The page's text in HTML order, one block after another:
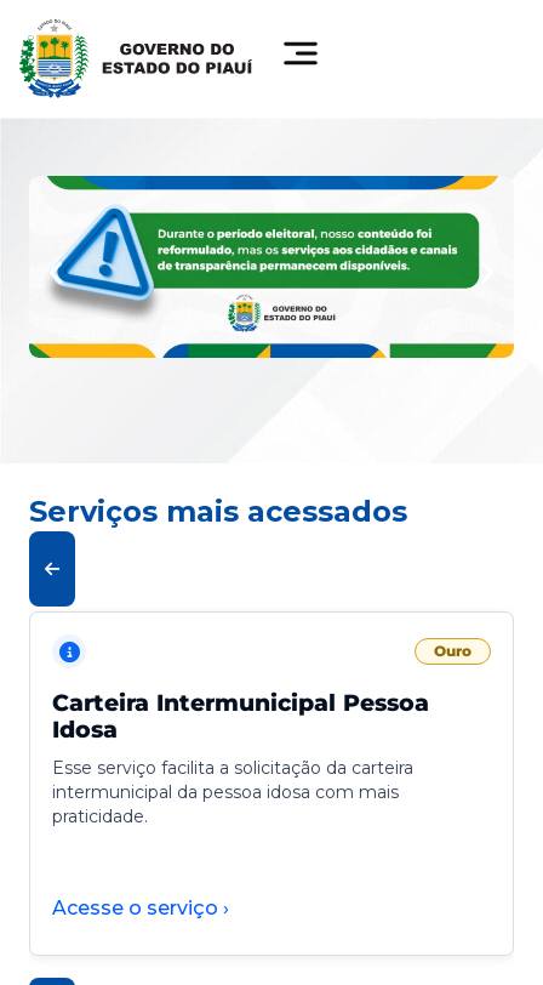
Serviços mais acessados
Ouro
Carteira Intermunicipal Pessoa
Idosa
Esse serviço facilita a solicitação da carteira
intermunicipal da pessoa idosa com mais
praticidade.
Acesse o serviço ›